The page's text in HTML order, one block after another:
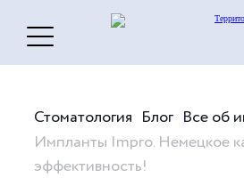
Стоматология Блог Все об
Импланты Impro. Немецкое
эффективность!